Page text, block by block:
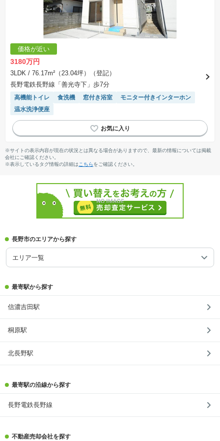
価格が近い
3180万円
3LDK / 76.17m²（23.04坪）（登記）
長野電鉄長野線「善光寺下」歩7分
高機能トイレ 食洗機 窓付き浴室
モニター付きインターホン
温水洗浄便座
※サイトの表示内容が現在の状況とは異なる場合がありますので、最新の情報については掲載
会社にご確認ください。
※表示しているタグ情報の詳細は こちらをご確認ください。
長野市のエリアから探す
エリア一覧
最寄駅から探す
信濃吉田駅
桐原駅
北長野駅
最寄駅の沿線から探す
長野電鉄長野線
不動産売却会社を探す